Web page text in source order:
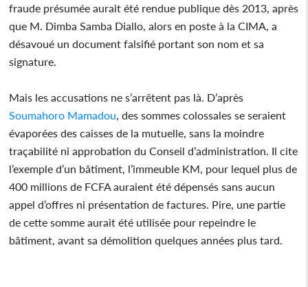
fraude présumée aurait été rendue publique dès 2013, après
que M. Dimba Samba Diallo, alors en poste à la CIMA, a
désavoué un document falsifié portant son nom et sa
signature.
Mais les accusations ne s’arrêtent pas là. D’après
Soumahoro Mamadou , des sommes colossales se seraient
évaporées des caisses de la mutuelle, sans la moindre
traçabilité ni approbation du Conseil d’administration. Il cite
l’exemple d’un bâtiment, l’immeuble KM, pour lequel plus de
400 millions de FCFA auraient été dépensés sans aucun
appel d’offres ni présentation de factures. Pire, une partie
de cette somme aurait été utilisée pour repeindre le
bâtiment, avant sa démolition quelques années plus tard.